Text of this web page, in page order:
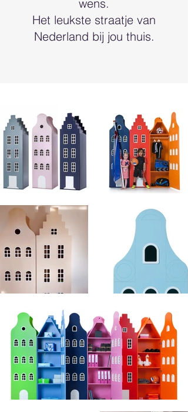
wens.
Het leukste straatje van
Nederland bij jou thuis.